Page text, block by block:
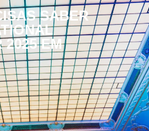
SABER
2025 EM